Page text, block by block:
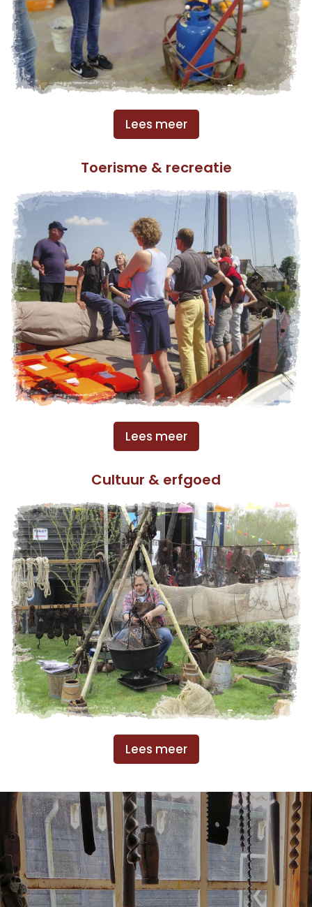
Lees meer
Toerisme & recreatie
Lees meer
Cultuur & erfgoed
Lees meer